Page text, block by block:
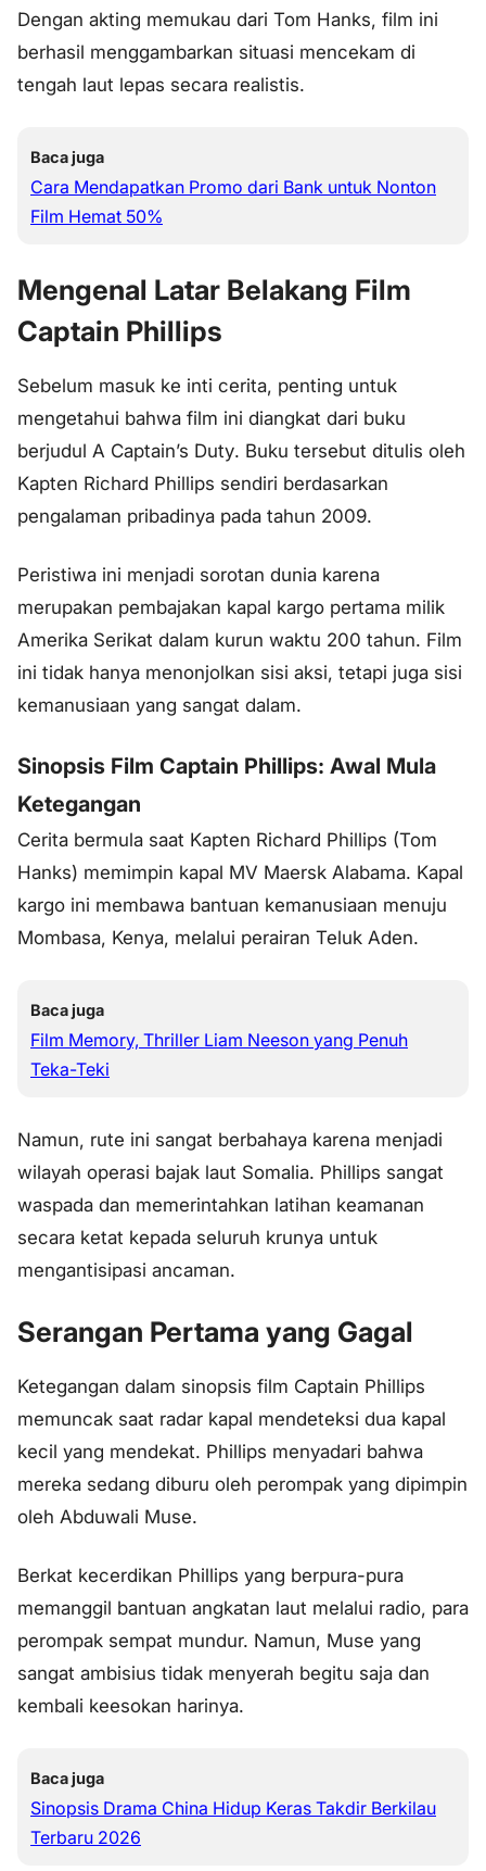
Dengan akting memukau dari Tom Hanks, film ini
berhasil menggambarkan situasi mencekam di
tengah laut lepas secara realistis.
Baca juga
Cara Mendapatkan Promo dari Bank untuk Nonton
Film Hemat 50%
Mengenal Latar Belakang Film
Captain Phillips
Sebelum masuk ke inti cerita, penting untuk
mengetahui bahwa film ini diangkat dari buku
berjudul A Captain’s Duty. Buku tersebut ditulis oleh
Kapten Richard Phillips sendiri berdasarkan
pengalaman pribadinya pada tahun 2009.
Peristiwa ini menjadi sorotan dunia karena
merupakan pembajakan kapal kargo pertama milik
Amerika Serikat dalam kurun waktu 200 tahun. Film
ini tidak hanya menonjolkan sisi aksi, tetapi juga sisi
kemanusiaan yang sangat dalam.
Sinopsis Film Captain Phillips: Awal Mula
Ketegangan
Cerita bermula saat Kapten Richard Phillips (Tom
Hanks) memimpin kapal MV Maersk Alabama. Kapal
kargo ini membawa bantuan kemanusiaan menuju
Mombasa, Kenya, melalui perairan Teluk Aden.
Baca juga
Film Memory, Thriller Liam Neeson yang Penuh
Teka-Teki
Namun, rute ini sangat berbahaya karena menjadi
wilayah operasi bajak laut Somalia. Phillips sangat
waspada dan memerintahkan latihan keamanan
secara ketat kepada seluruh krunya untuk
mengantisipasi ancaman.
Serangan Pertama yang Gagal
Ketegangan dalam sinopsis film Captain Phillips
memuncak saat radar kapal mendeteksi dua kapal
kecil yang mendekat. Phillips menyadari bahwa
mereka sedang diburu oleh perompak yang dipimpin
oleh Abduwali Muse.
Berkat kecerdikan Phillips yang berpura-pura
memanggil bantuan angkatan laut melalui radio, para
perompak sempat mundur. Namun, Muse yang
sangat ambisius tidak menyerah begitu saja dan
kembali keesokan harinya.
Baca juga
Sinopsis Drama China Hidup Keras Takdir Berkilau
Terbaru 2026